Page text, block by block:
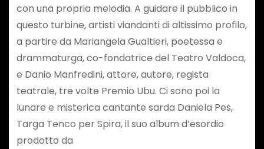
con una propria melodia. A guidare il pubblico in
questo turbine, artisti viandanti di altissimo profilo,
a partire da Mariangela Gualtieri, poetessa e
drammaturga, co-fondatrice del Teatro Valdoca,
e Danio Manfredini, attore, autore, regista
teatrale, tre volte Premio Ubu. Ci sono poi la
lunare e misterica cantante sarda Daniela Pes,
Targa Tenco per Spira, il suo album d’esordio
prodotto da